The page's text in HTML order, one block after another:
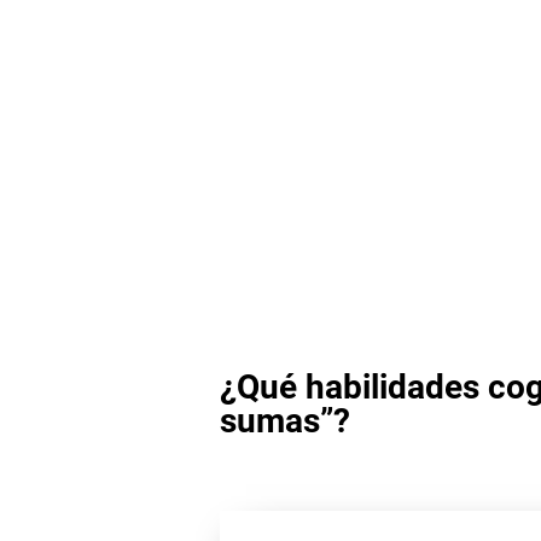
¿Qué habilidades
sumas”?